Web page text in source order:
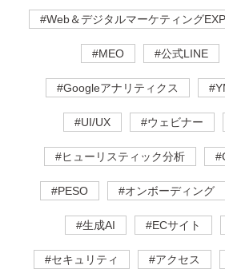
#Web＆デジタルマーケティング
#MEO #公式LINE
#Googleアナリティクス
#UI/UX #ウェビナー
#ヒューリスティック分析
#PESO #オンボーディング
#生成AI #ECサイト
#セキュリティ #アクセス